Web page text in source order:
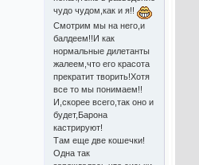
чудо чудом,как и я!!
Смотрим мы на него,и
балдеем!!И как
нормальные дилетанты
жалеем,что его красота
прекратит творить!Хотя
все то мы понимаем!!
И,скорее всего,так оно и
будет,Барона
кастрируют!
Там еще две кошечки!
Одна так